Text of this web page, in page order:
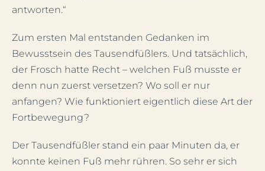
antworten.“
Zum ersten Mal entstanden Gedanken im
Bewusstsein des Tausendfüßlers. Und tatsächlich,
der Frosch hatte Recht – welchen Fuß musste er
denn nun zuerst versetzen? Wo soll er nur
anfangen? Wie funktioniert eigentlich diese Art der
Fortbewegung?
Der Tausendfüßler stand ein paar Minuten da, er
konnte keinen Fuß mehr rühren. So sehr er sich